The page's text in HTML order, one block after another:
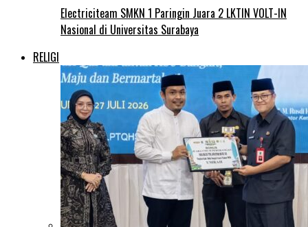
Electriciteam SMKN 1 Paringin Juara 2 LKTIN VOLT-IN
Nasional di Universitas Surabaya
RELIGI